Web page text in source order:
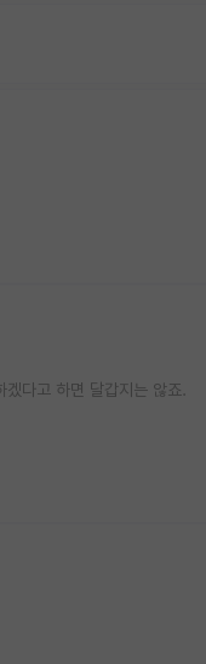
다고 하면 달갑지는 않죠.